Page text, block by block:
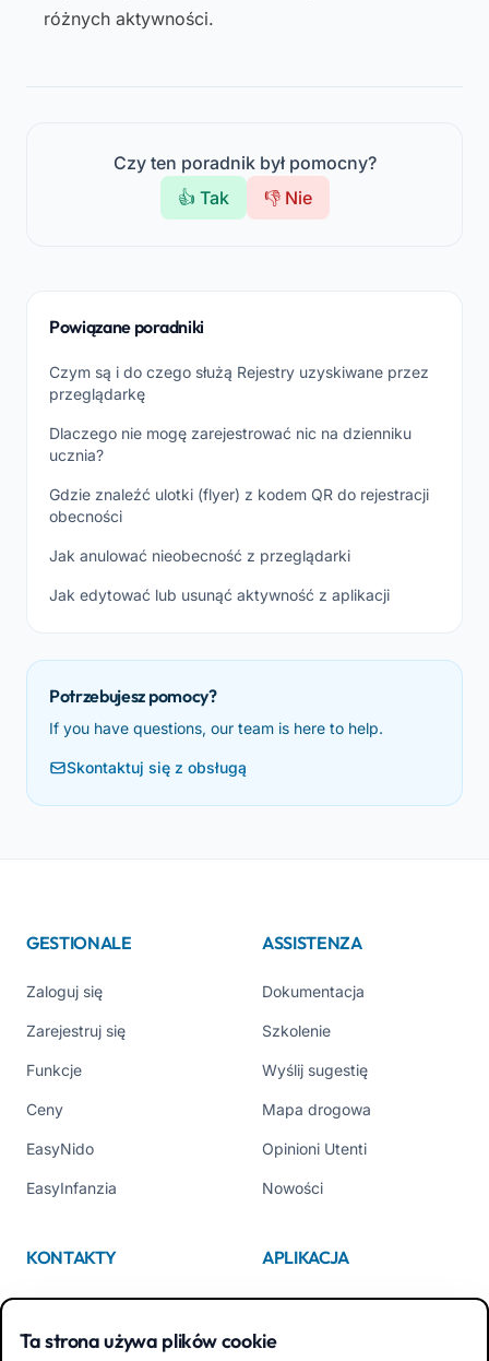
różnych aktywności.
Czy ten poradnik był pomocny?
👍 Tak
👎 Nie
Powiązane poradniki
Czym są i do czego służą Rejestry uzyskiwane przez
przeglądarkę
Dlaczego nie mogę zarejestrować nic na dzienniku
ucznia?
Gdzie znaleźć ulotki (flyer) z kodem QR do rejestracji
obecności
Jak anulować nieobecność z przeglądarki
Jak edytować lub usunąć aktywność z aplikacji
Potrzebujesz pomocy?
If you have questions, our team is here to help.
Skontaktuj się z obsługą
GESTIONALE
Zaloguj się
Zarejestruj się
Funkcje
Ceny
EasyNido
EasyInfanzia
ASSISTENZA
Dokumentacja
Szkolenie
Wyślij sugestię
Mapa drogowa
Opinioni Utenti
Nowości
KONTAKTY
Kim jesteśmy
Contattaci
APLIKACJA
App Store
Google Play
Ta strona używa plików cookie